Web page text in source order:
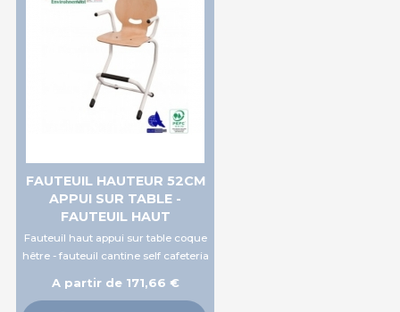
FAUTEUIL HAUTEUR 52CM
APPUI SUR TABLE -
FAUTEUIL HAUT
Fauteuil haut appui sur table coque
hêtre - fauteuil cantine self cafeteria
A partir de 171,66 €